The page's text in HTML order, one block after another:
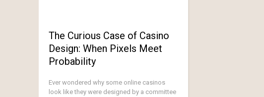
The Curious Case of Casino
Design: When Pixels Meet
Probability
Ever wondered why some online casinos
look like they were designed by a committee